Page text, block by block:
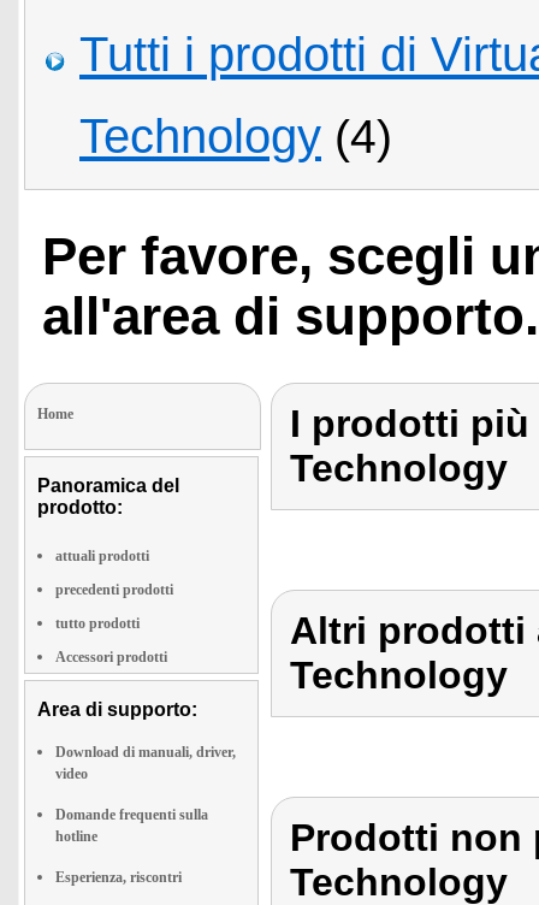
Tutti i prodotti di
Technology (4)
Per favore, scegli
all'area di
Home
Panoramica del
prodotto:
attuali prodotti
precedenti prodotti
tutto prodotti
Accessori prodotti
Area di supporto:
Download di manuali, driver,
video
Domande frequenti sulla
hotline
Esperienza, riscontri
I prodotti
Technology
Altri prodotti
Technology
Prodotti non
Technology